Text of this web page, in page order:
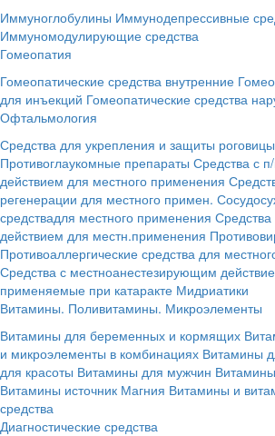
Иммуноглобулины Иммунодепрессивные
Иммуномодулирующие средства
Гомеопатия
Гомеопатические средства внутренние
для инъекций Гомеопатические средства
Офтальмология
Средства для укрепления и защиты роговицы
Противоглаукомные препараты Средства с
действием для местного применения
регенерации для местного примен.
средствадля местного применения
действием для местн.применения
Противоаллергические средства для
Средства с местноанестезирующим
применяемые при катаракте Мидриатики
Витамины. Поливитамины. Микроэлементы
Витамины для беременных и кормящих
и микроэлементы в комбинациях Витамины
для красоты Витамины для мужчин
Витамины источник Магния Витамины и
средства
Диагностические средства